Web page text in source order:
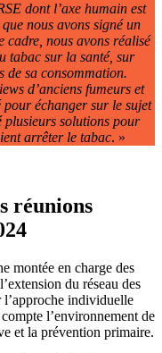
dont l’axe humain est
nous avons signé un
cadre, nous avons réalisé
tabac sur la santé, sur
de sa consommation.
d’anciens fumeurs et
pour échanger sur le sujet
plusieurs solutions pour
arrêter le tabac. »
réunions
montée en charge des
du réseau des
l’approche individuelle
l’environnement de
et la prévention primaire.